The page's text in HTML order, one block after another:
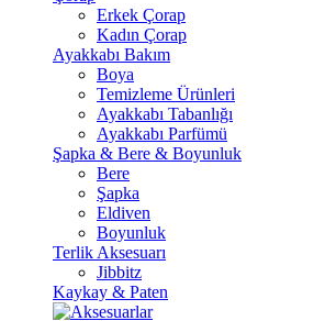
Erkek Çorap
Kadın Çorap
Ayakkabı Bakım
Boya
Temizleme Ürünleri
Ayakkabı Tabanlığı
Ayakkabı Parfümü
Şapka & Bere & Boyunluk
Bere
Şapka
Eldiven
Boyunluk
Terlik Aksesuarı
Jibbitz
Kaykay & Paten